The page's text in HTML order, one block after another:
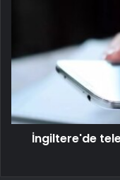
İngiltere'de